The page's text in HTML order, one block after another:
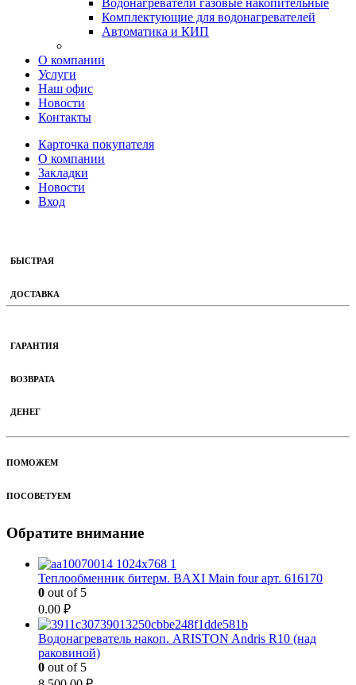
Комплектующие для водонагревателей
Автоматика и КИП
О компании
Услуги
Наш офис
Новости
Контакты
Карточка покупателя
О компании
Закладки
Новости
Вход
БЫСТРАЯ
ДОСТАВКА
ГАРАНТИЯ
ВОЗВРАТА
ДЕНЕГ
ПОМОЖЕМ
ПОСОВЕТУЕМ
Обратите внимание
Теплообменник битерм. BAXI Main four арт. 616170
0 out of 5
0.00 ₽
Водонагреватель накоп. ARISTON Andris R10 (над
раковиной)
0 out of 5